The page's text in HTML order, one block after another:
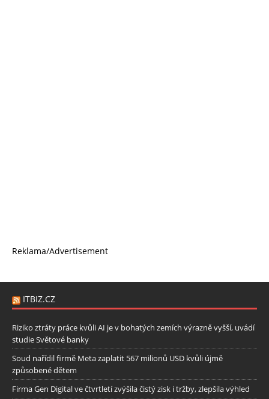
Reklama/Advertisement
ITBIZ.CZ
Riziko ztráty práce kvůli AI je v bohatých zemích výrazně vyšší, uvádí
studie Světové banky
Soud nařídil firmě Meta zaplatit 567 milionů USD kvůli újmě
způsobené dětem
Firma Gen Digital ve čtvrtletí zvýšila čistý zisk i tržby, zlepšila výhled